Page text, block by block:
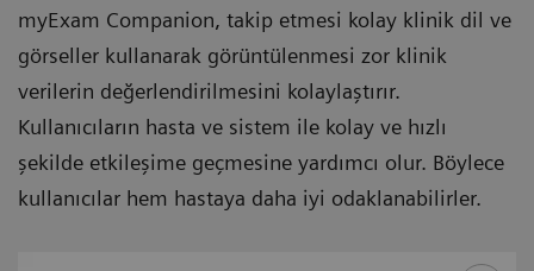
myExam Companion, takip etmesi kolay klinik dil ve
görseller kullanarak görüntülenmesi zor klinik
verilerin değerlendirilmesini kolaylaştırır.
Kullanıcıların hasta ve sistem ile kolay ve hızlı
şekilde etkileşime geçmesine yardımcı olur. Böylece
kullanıcılar hem hastaya daha iyi odaklanabilirler.